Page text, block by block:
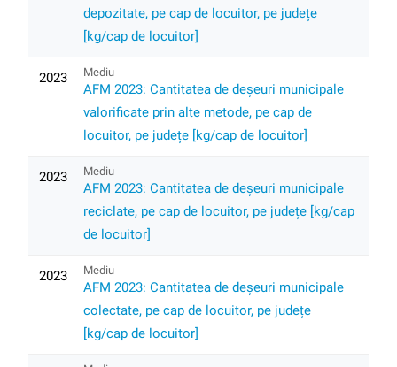
depozitate, pe cap de locuitor, pe județe
[kg/cap de locuitor]
2023 Mediu
AFM 2023: Cantitatea de deșeuri municipale
valorificate prin alte metode, pe cap de
locuitor, pe județe [kg/cap de locuitor]
2023 Mediu
AFM 2023: Cantitatea de deșeuri municipale
reciclate, pe cap de locuitor, pe județe [kg/cap
de locuitor]
2023 Mediu
AFM 2023: Cantitatea de deșeuri municipale
colectate, pe cap de locuitor, pe județe
[kg/cap de locuitor]